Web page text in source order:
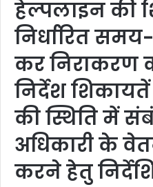
हेल्पलाइन की
निर्धारित
कर निराकरण
निर्देश
की स्थिति में
अधिकारी के
करने हेतु